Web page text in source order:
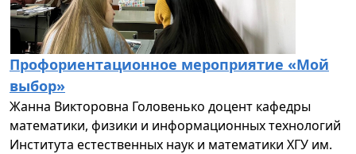
Профориентационное мероприятие «Мой
выбор»
Жанна Викторовна Головенько доцент кафедры
математики, физики и информационных технологий
Института естественных наук и математики ХГУ им.